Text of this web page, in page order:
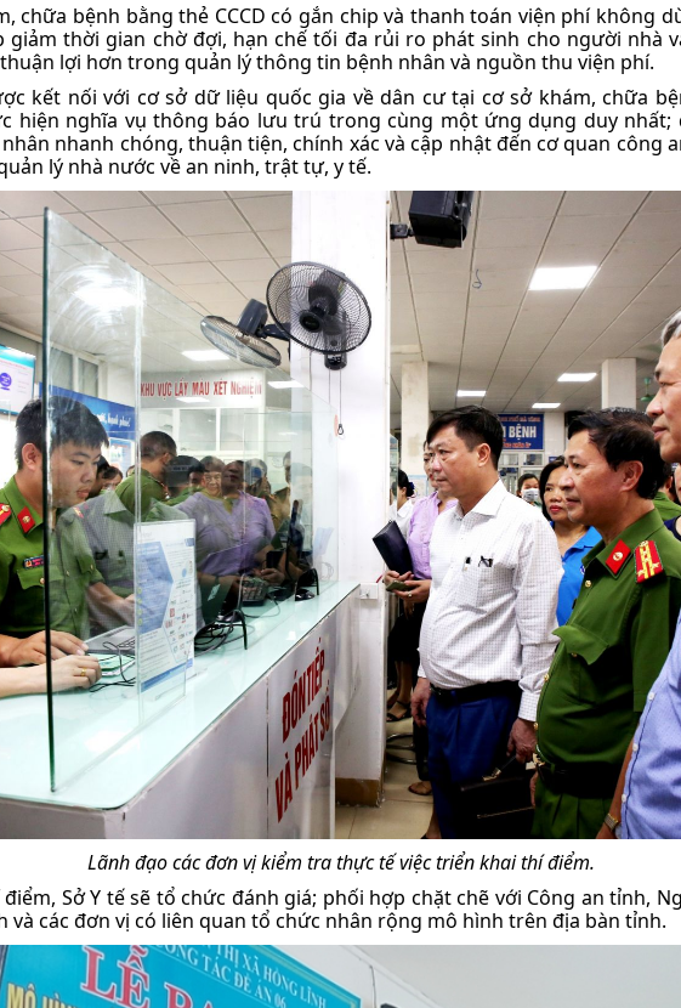
chữa bệnh bằng thẻ CCCD có gắn chip và thanh toán viện phí không
giảm thời gian chờ đợi, hạn chế tối đa rủi ro phát sinh cho người nhà
lợi hơn trong quản lý thông tin bệnh nhân và nguồn thu viện phí.
kết nối với cơ sở dữ liệu quốc gia về dân cư tại cơ sở khám, chữa
hiện nghĩa vụ thông báo lưu trú trong cùng một ứng dụng duy nhất;
nhanh chóng, thuận tiện, chính xác và cập nhật đến cơ quan công
lý nhà nước về an ninh, trật tự, y tế.
Lãnh đạo các đơn vị kiểm tra thực tế việc triển khai thí điểm.
Sở Y tế sẽ tổ chức đánh giá; phối hợp chặt chẽ với Công an tỉnh,
và các đơn vị có liên quan tổ chức nhân rộng mô hình trên địa bàn tỉnh.